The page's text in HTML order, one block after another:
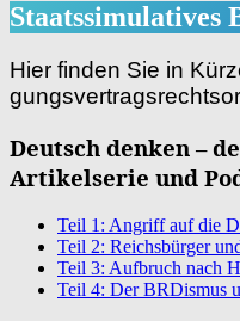
Staatssimulatives
Hier fin­den Sie in
Deutsch denken –
Artikelserie und
Teil 1: Angriff auf die
Teil 2: Reichsbürger
Teil 3: Aufbruch nach
Teil 4: Der BRDismus